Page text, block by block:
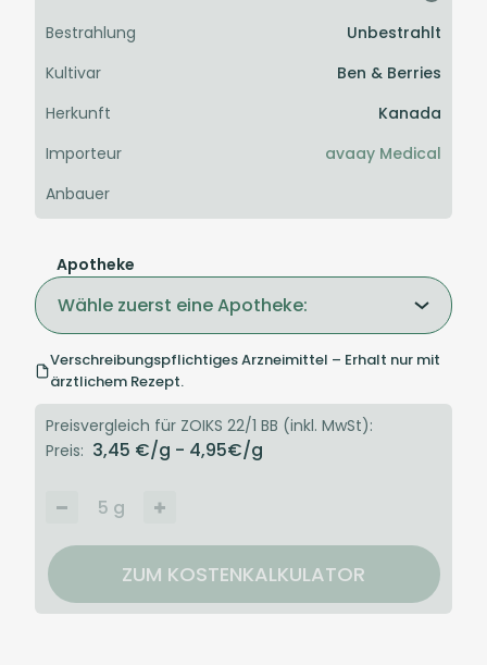
Bestrahlung
Unbestrahlt
Kultivar
Ben & Berries
Herkunft
Kanada
Importeur
avaay Medical
Anbauer
Apotheke
Wähle zuerst eine Apotheke:
Verschreibungspflichtiges Arzneimittel – Erhalt nur mit
ärztlichem Rezept.
Preisvergleich für ZOIKS 22/1 BB (inkl. MwSt):
Preis: 3,45 €/g - 4,95€/g
5 g
ZUM KOSTENKALKULATOR